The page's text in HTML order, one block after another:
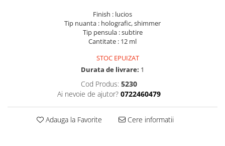
Finish : lucios
Tip nuanta : holografic, shimmer
Tip pensula : subtire
Cantitate : 12 ml
STOC EPUIZAT
Durata de livrare: 1
Cod Produs: 5230
Ai nevoie de ajutor? 0722460479
Adauga la Favorite Cere informatii